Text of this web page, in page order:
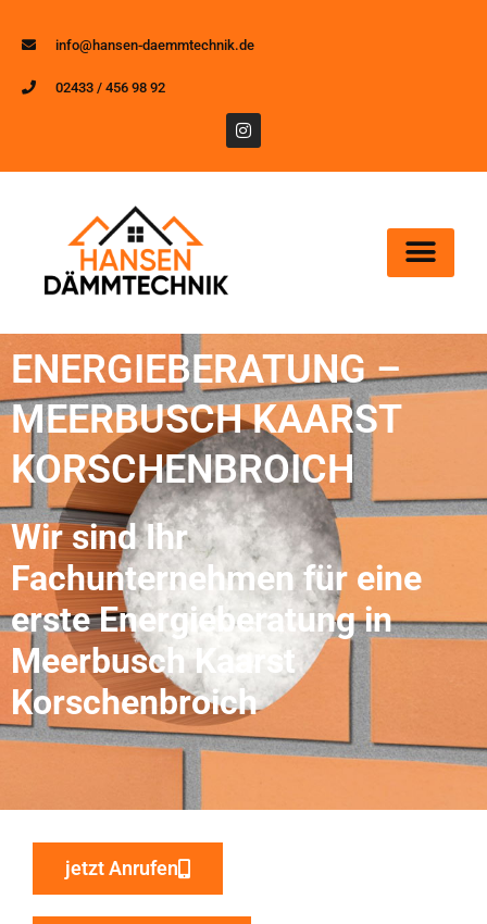
info@hansen-daemmtechnik.de
02433 / 456 98 92
ENERGIEBERATUNG –
MEERBUSCH KAARST
KORSCHENBROICH
Wir sind Ihr
Fachunternehmen für eine
erste Energieberatung in
Meerbusch Kaarst
Korschenbroich
jetzt Anrufen